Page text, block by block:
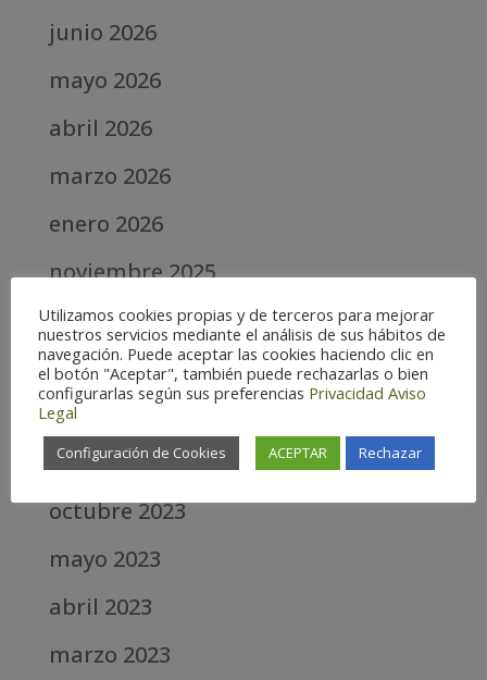
junio 2026
mayo 2026
abril 2026
marzo 2026
enero 2026
noviembre 2025
octubre 2025
agosto 2025
junio 2025
abril 2025
octubre 2023
mayo 2023
abril 2023
marzo 2023
Utilizamos cookies propias y de terceros para mejorar
nuestros servicios mediante el análisis de sus hábitos de
navegación. Puede aceptar las cookies haciendo clic en
el botón "Aceptar", también puede rechazarlas o bien
configurarlas según sus preferencias Privacidad Aviso
Legal
Configuración de Cookies ACEPTAR Rechazar